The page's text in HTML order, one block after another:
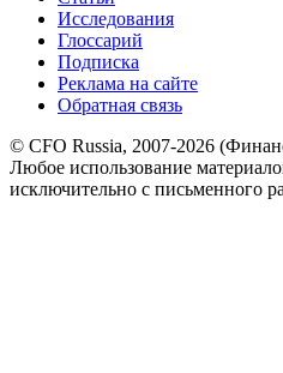
Исследования
Глоссарий
Подписка
Реклама на сайте
Обратная связь
© CFO Russia, 2007-2026
Любое использование
исключительно с письменного